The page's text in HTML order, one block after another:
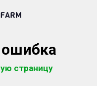
страницу